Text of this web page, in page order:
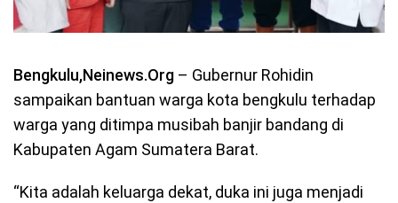
Bengkulu,Neinews.Org – Gubernur Rohidin
sampaikan bantuan warga kota bengkulu terhadap
warga yang ditimpa musibah banjir bandang di
Kabupaten Agam Sumatera Barat.
“Kita adalah keluarga dekat, duka ini juga menjadi